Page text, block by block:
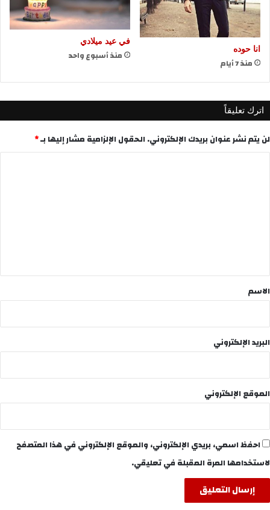
انا حوده
منذ 7 أيام
في عيد ميلادي
منذ أسبوع واحد
اترك تعليقاً
لن يتم نشر عنوان بريدك الإلكتروني. الحقول الإلزامية مشار إليها بـ*
*
الاسم
البريد الإلكتروني
الموقع الإلكتروني
احفظ اسمي، بريدي الإلكتروني، والموقع الإلكتروني في هذا المتصفح
لاستخدامها المرة المقبلة في تعليقي.